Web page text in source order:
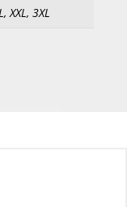
XXL, 3XL